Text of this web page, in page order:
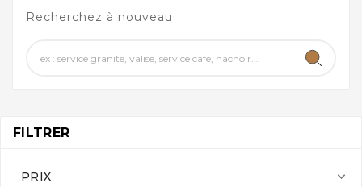
Recherchez à nouveau
FILTRER
PRIX 